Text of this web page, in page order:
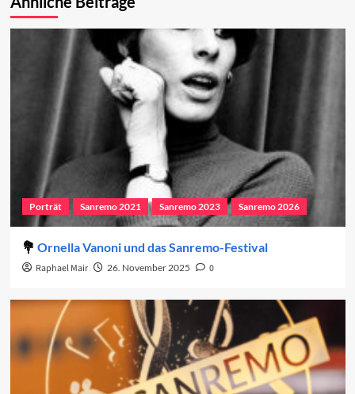
Porträt Sanremo 2021 Sanremo 2023 Sanremo 2026
Ornella Vanoni und das Sanremo-Festival
Raphael Mair 26. November 2025 0